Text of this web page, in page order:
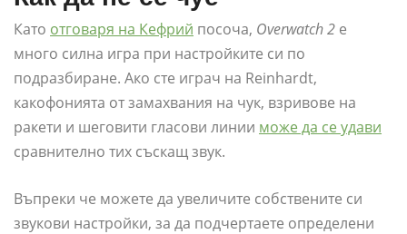
Като отговаря на Кефрий посоча, Overwatch 2 е
много силна игра при настройките си по
подразбиране. Ако сте играч на Reinhardt,
какофонията от замахвания на чук, взривове на
ракети и шеговити гласови линии може да се удави
сравнително тих съскащ звук.
Въпреки че можете да увеличите собствените си
звукови настройки, за да подчертаете определени